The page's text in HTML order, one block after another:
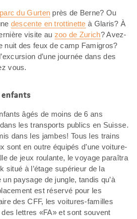
parc du Gurten près de Berne? Ou
descente en trottinette à Glaris? À
visite au zoo de Zurich? Avez-
nuit des feux de camp Famigros?
d’une journée dans des
vous.
enfants
âgés de moins de 6 ans
les transports publics en Suisse.
dans les jambes! Tous les trains
sont en outre équipés d’une voiture-
de jeux roulante, le voyage paraîtra
situé à l’étage supérieur de la
paysage de jungle, tandis qu’à
est réservé pour les
des CFF, les voitures-familles
lettres «FA» et sont souvent